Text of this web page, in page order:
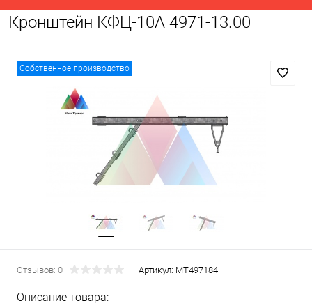
Кронштейн КФЦ-10А 4971-13.00
Собственное производство
Отзывов: 0 Артикул: МТ497184
Описание товара: